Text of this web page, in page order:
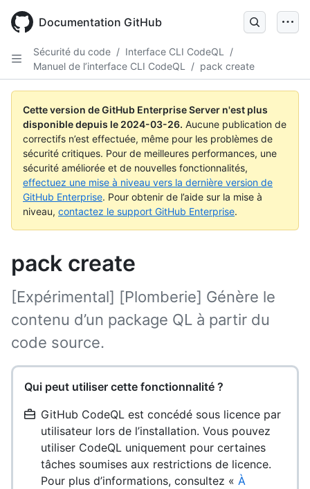
main
Documentation GitHub
Sécurité du code / Interface CLI CodeQL
/
Manuel de l’interface CLI CodeQL
/ pack create
Cette version de GitHub Enterprise Server n'est plus
disponible depuis le 2024-03-26. Aucune publication de
correctifs n’est effectuée, même pour les problèmes de
sécurité critiques. Pour de meilleures performances, une
sécurité améliorée et de nouvelles fonctionnalités,
effectuez une mise à niveau vers la dernière version de
GitHub Enterprise. Pour obtenir de l’aide sur la mise à
niveau, contactez le support GitHub Enterprise.
pack create
[Expérimental] [Plomberie] Génère le
contenu d’un package QL à partir du
code source.
Qui peut utiliser cette fonctionnalité ?
GitHub CodeQL est concédé sous licence par
utilisateur lors de l’installation. Vous pouvez
utiliser CodeQL uniquement pour certaines
tâches soumises aux restrictions de licence.
Pour plus d’informations, consultez « À